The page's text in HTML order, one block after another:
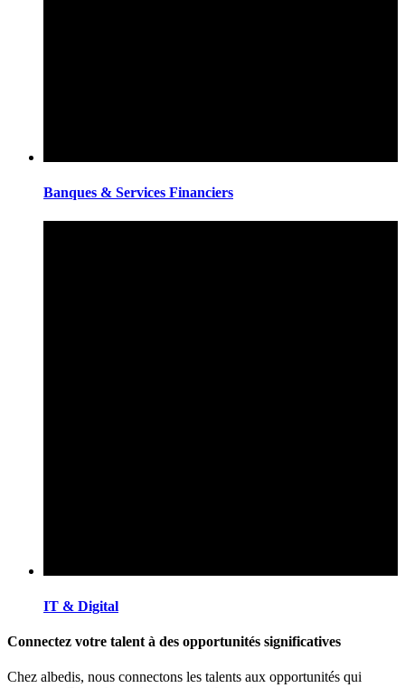
Banques & Services Financiers
IT & Digital
Connectez votre talent à des opportunités significatives
Chez albedis, nous connectons les talents aux opportunités qui